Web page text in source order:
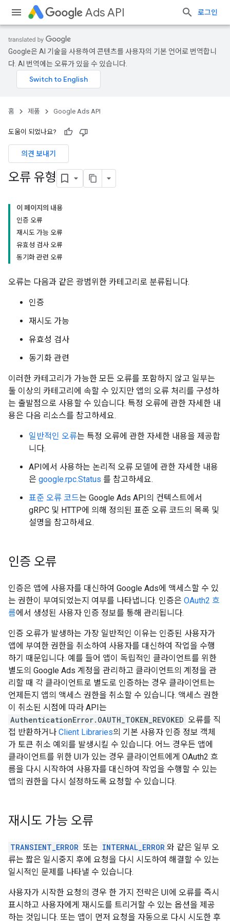
Ads API 로그인
Google은 AI 기술을 사용하여 콘텐츠를 사용자의 기본 언어로 번역합니
다. AI 번역에는 오류가 있을 수 있습니다.
홈 제품 Google Ads API
도움이 되었나요?
의견 보내기
오류 유형
이 페이지의 내용
인증 오류
재시도 가능 오류
유효성 검사 오류
동기화 관련 오류
오류는 다음과 같은 광범위한 카테고리로 분류됩니다.
인증
재시도 가능
유효성 검사
동기화 관련
이러한 카테고리가 가능한 모든 오류를 포함하지 않고 일부는
둘 이상의 카테고리에 속할 수 있지만 앱의 오류 처리를 구성하
는 출발점으로 사용할 수 있습니다. 특정 오류에 관한 자세한 내
용은 다음 리소스를 참고하세요.
일반적인 오류는 특정 오류에 관한 자세한 내용을 제공합
니다.
API에서 사용하는 논리적 오류 모델에 관한 자세한 내용
은 google.rpc.Status 를 참고하세요.
표준 오류 코드는 Google Ads API의 컨텍스트에서
gRPC 및 HTTP에 의해 정의된 표준 오류 코드의 목록 및
설명을 참고하세요.
인증 오류
인증은 앱에 사용자를 대신하여 Google Ads에 액세스할 수 있
는 권한이 부여되었는지 여부를 나타냅니다. 인증은 OAuth2 흐
름에서 생성된 사용자 인증 정보를 통해 관리됩니다.
인증 오류가 발생하는 가장 일반적인 이유는 인증된 사용자가
앱에 부여한 권한을 취소하여 사용자를 대신하여 작업을 수행
하기 때문입니다. 예를 들어 앱이 독립적인 클라이언트를 위한
별도의 Google Ads 계정을 관리하고 클라이언트의 계정을 관
리할 때 각 클라이언트로 별도로 인증하는 경우 클라이언트는
언제든지 앱의 액세스 권한을 취소할 수 있습니다. 액세스 권한
이 취소된 시점에 따라 API는
AuthenticationError.OAUTH_TOKEN_REVOKED 오류를 직
접 반환하거나 Client Libraries의 기본 사용자 인증 정보 객체
가 토큰 취소 예외를 발생시킬 수 있습니다. 어느 경우든 앱에
클라이언트를 위한 UI가 있는 경우 클라이언트에게 OAuth2 흐
름을 다시 시작하여 사용자를 대신하여 작업을 수행할 수 있는
앱의 권한을 다시 설정하도록 요청할 수 있습니다.
재시도 가능 오류
TRANSIENT_ERROR 또는 INTERNAL_ERROR 와 같은 일부 오
류는 짧은 일시중지 후에 요청을 다시 시도하여 해결할 수 있는
일시적인 문제를 나타낼 수 있습니다.
사용자가 시작한 요청의 경우 한 가지 전략은 UI에 오류를 즉시
표시하고 사용자에게 재시도를 트리거할 수 있는 옵션을 제공
하는 것입니다. 또는 앱이 먼저 요청을 자동으로 다시 시도한 후